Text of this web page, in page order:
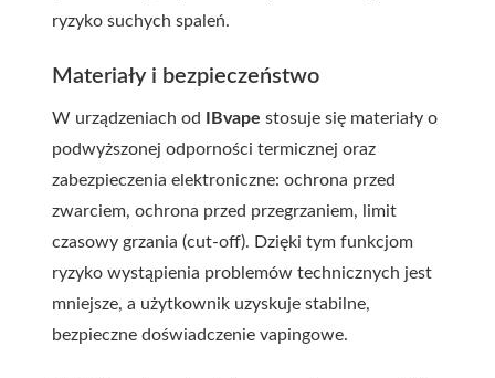
ryzyko suchych spaleń.
Materiały i bezpieczeństwo
W urządzeniach od IBvape stosuje się materiały o
podwyższonej odporności termicznej oraz
zabezpieczenia elektroniczne: ochrona przed
zwarciem, ochrona przed przegrzaniem, limit
czasowy grzania (cut-off). Dzięki tym funkcjom
ryzyko wystąpienia problemów technicznych jest
mniejsze, a użytkownik uzyskuje stabilne,
bezpieczne doświadczenie vapingowe.